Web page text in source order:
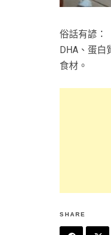
俗話有諺：
DHA、蛋白
食材。
SHARE